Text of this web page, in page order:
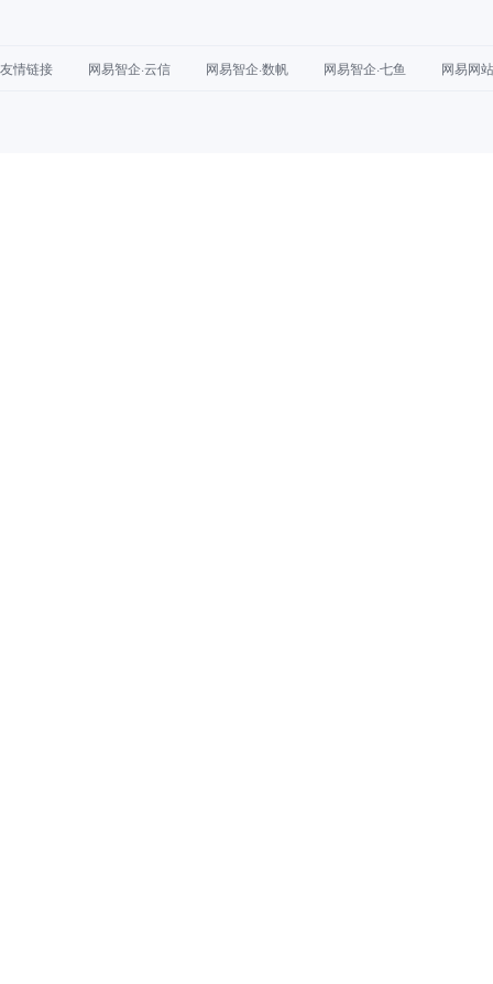
友情链接 网易智企·云信 网易智企·数帆 网易智企·七鱼 网易网